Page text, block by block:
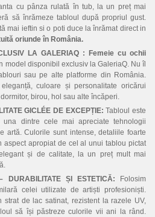
cu pânza rulată în tub, la un preț mai
să înrămeze tabloul după propriul gust.
mai ieftin si o poti duce la înrămat direct in
oriunde în România.
LA GALERIAQ : Femeie cu ochii
model disponibil exclusiv la GaleriaQ. Nu îl
sau pe alte platforme din România.
culoare și personalitate oricărui
birou, hol sau alte încăperi.
GICLÉE DE EXCEPȚIE: Tabloul este
una dintre cele mai apreciate tehnologii
artă. Culorile sunt intense, detaliile foarte
aspect apropiat de cel al unui tablou pictat
și de calitate, la un preț mult mai
DURABILITATE ȘI ESTETICĂ: Folosim
celei utilizate de artiști profesioniști.
strat de lac satinat, rezistent la razele UV,
să își păstreze culorile vii ani la rând.